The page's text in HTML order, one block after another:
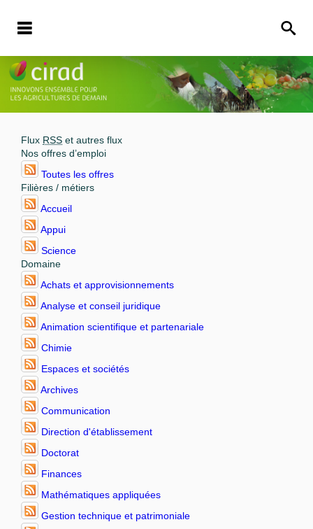
Flux RSS et autres flux
Nos offres d’emploi
Toutes les offres
Filières / métiers
Accueil
Appui
Science
Domaine
Achats et approvisionnements
Analyse et conseil juridique
Animation scientifique et partenariale
Chimie
Espaces et sociétés
Archives
Communication
Direction d'établissement
Doctorat
Finances
Mathématiques appliquées
Gestion technique et patrimoniale